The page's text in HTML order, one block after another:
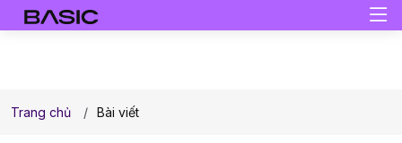
Trang chủ Bài viết